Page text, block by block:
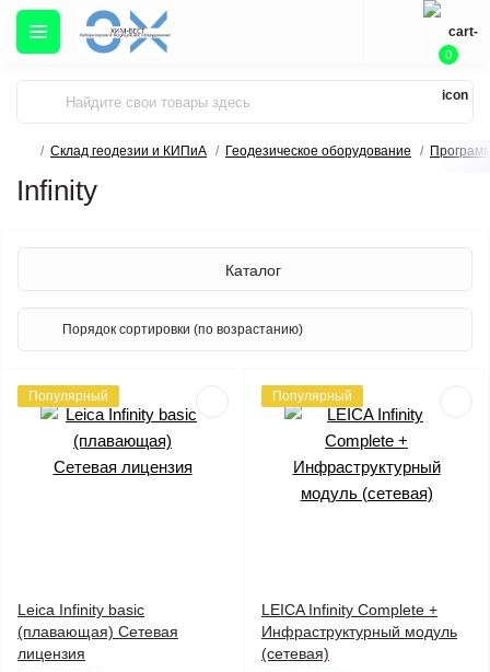
0
Склад геодезии и КИПиА Геодезическое оборудование
Infinity
Каталог
Популярный
Leica Infinity basic
(плавающая) Сетевая
лицензия
Популярный
LEICA Infinity Complete +
Инфраструктурный модуль
(сетевая)